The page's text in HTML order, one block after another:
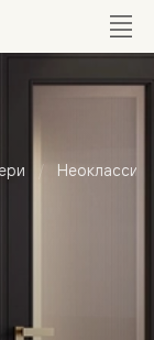
Неоклассика